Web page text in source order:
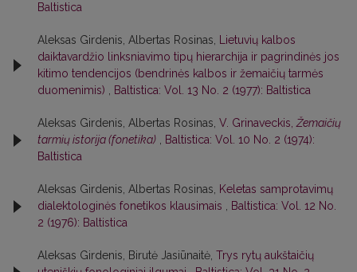
Baltistica
Aleksas Girdenis, Albertas Rosinas, Lietuvių kalbos
daiktavardžio linksniavimo tipų hierarchija ir pagrindinės jos
kitimo tendencijos (bendrinės kalbos ir žemaičių tarmės
duomenimis) , Baltistica: Vol. 13 No. 2 (1977): Baltistica
Aleksas Girdenis, Albertas Rosinas, V. Grinaveckis,Žemaičių
tarmių istorija (fonetika) , Baltistica: Vol. 10 No. 2 (1974):
Baltistica
Aleksas Girdenis, Albertas Rosinas, Keletas samprotavimų
dialektologinės fonetikos klausimais , Baltistica: Vol. 12 No.
2 (1976): Baltistica
Aleksas Girdenis, Birutė Jasiūnaitė, Trys rytų aukštaičių